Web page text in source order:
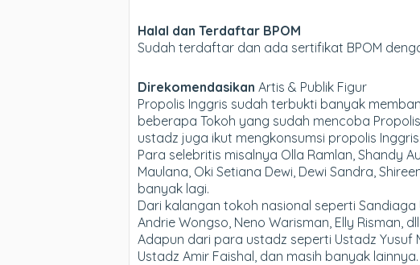
Halal dan Terdaftar BPOM
Sudah terdaftar dan ada sertifikat BPOM
Direkomendasikan Artis & Publik Figur
Propolis Inggris sudah terbukti banyak
beberapa Tokoh yang sudah mencoba
ustadz juga ikut mengkonsumsi propolis Inggris.
Para selebritis misalnya Olla Ramlan, Shandy
Maulana, Oki Setiana Dewi, Dewi Sandra,
banyak lagi.
Dari kalangan tokoh nasional seperti Sandiaga
Andrie Wongso, Neno Warisman, Elly Risman, dll.
Adapun dari para ustadz seperti Ustadz Yusuf
Ustadz Amir Faishal, dan masih banyak lainnya.